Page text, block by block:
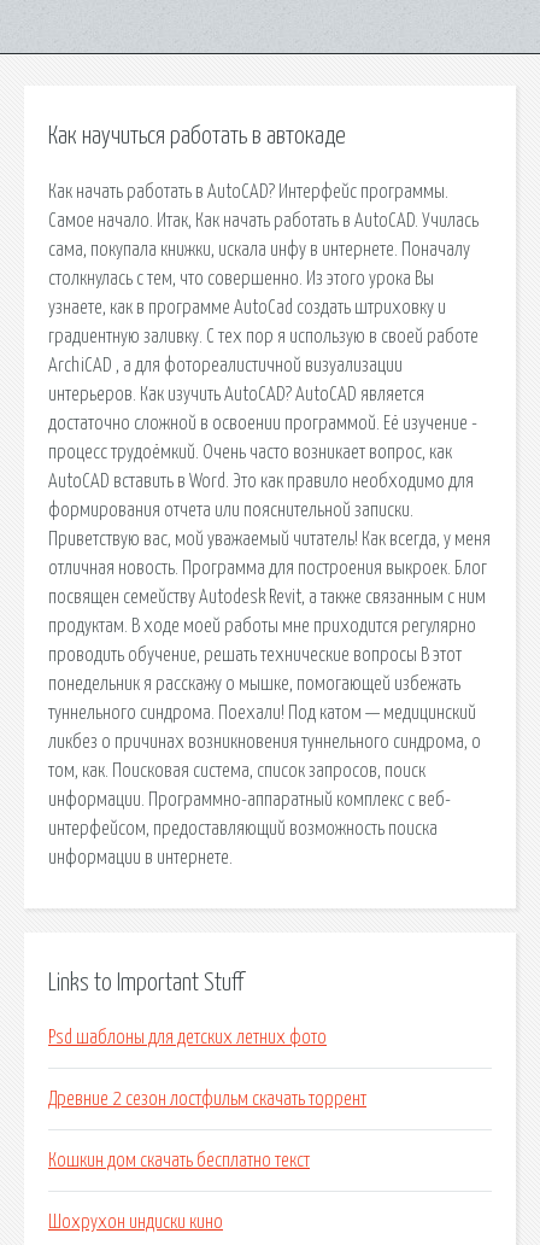
Как научиться работать в автокаде
Как начать работать в AutoCAD? Интерфейс программы.
Самое начало. Итак, Как начать работать в AutoCAD. Училась
сама, покупала книжки, искала инфу в интернете. Поначалу
столкнулась с тем, что совершенно. Из этого урока Вы
узнаете, как в программе AutoCad создать штриховку и
градиентную заливку. С тех пор я использую в своей работе
ArchiCAD , а для фотореалистичной визуализации
интерьеров. Как изучить AutoCAD? AutoCAD является
достаточно сложной в освоении программой. Её изучение -
процесс трудоёмкий. Очень часто возникает вопрос, как
AutoCAD вставить в Word. Это как правило необходимо для
формирования отчета или пояснительной записки.
Приветствую вас, мой уважаемый читатель! Как всегда, у меня
отличная новость. Программа для построения выкроек. Блог
посвящен семейству Autodesk Revit, а также связанным с ним
продуктам. В ходе моей работы мне приходится регулярно
проводить обучение, решать технические вопросы В этот
понедельник я расскажу о мышке, помогающей избежать
туннельного синдрома. Поехали! Под катом — медицинский
ликбез о причинах возникновения туннельного синдрома, о
том, как. Поисковая сиcтема, список запросов, поиск
информации. Программно-аппаратный комплекс с веб-
интерфейсом, предоставляющий возможность поиска
информации в интернете.
Links to Important Stuff
Psd шаблоны для детских летних фото
Древние 2 сезон лостфильм скачать торрент
Кошкин дом скачать бесплатно текст
Шохрухон индиски кино